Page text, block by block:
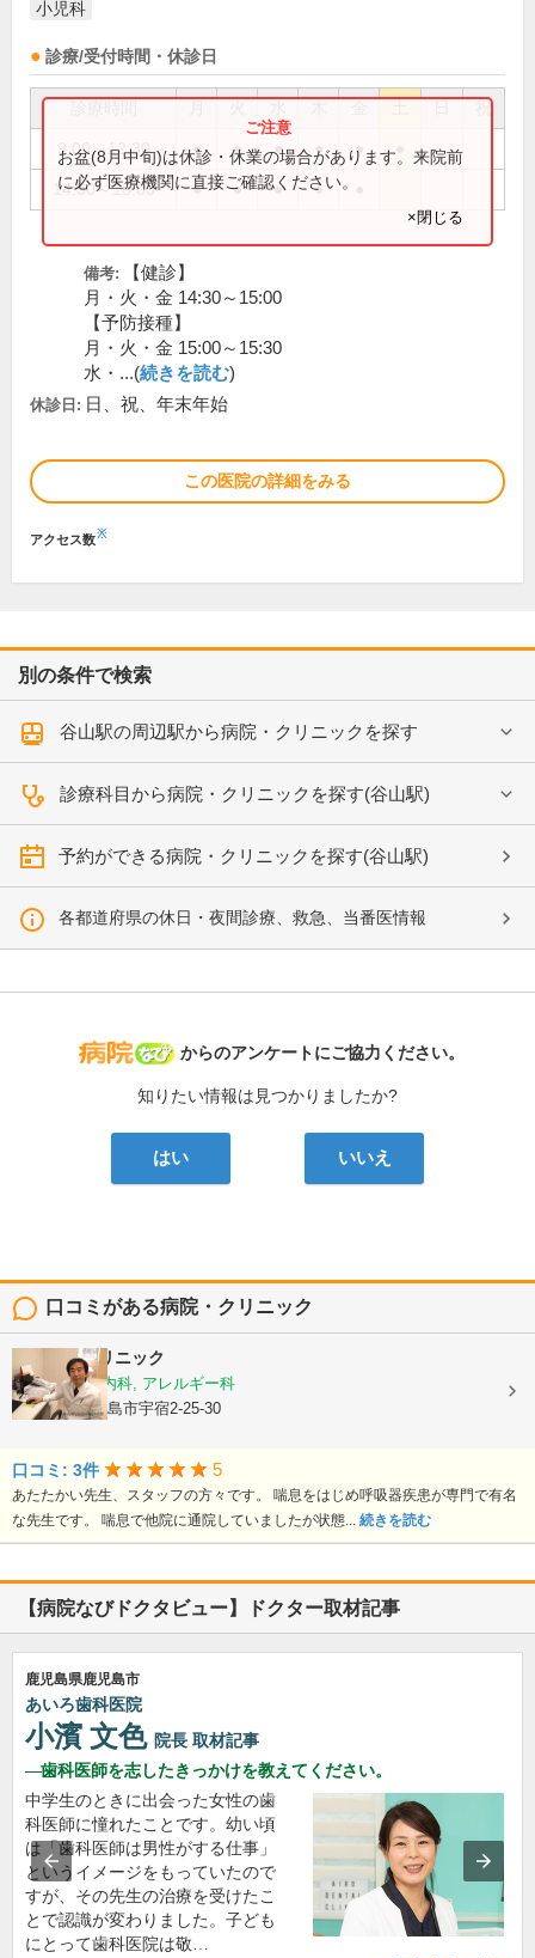
小児科
診療/受付時間・休診日
祝
9:00～12:30 ● ● ● ● ●
14:30～18:00 ● ● ● ●
お盆(8月中旬)は休診・休業の場合があります。来院前
に必ず医療機関に直接ご確認ください。
×閉じる
備考:
【健診】
月・火・金 14:30～15:00
【予防接種】
月・火・金 15:00～15:30
水・...(続きを読む)
休診日: 日、祝、年末年始
この医院の詳細をみる
アクセス数※
別の条件で検索
谷山駅の周辺駅から病院・クリニックを探す
診療科目から病院・クリニックを探す(谷山駅)
予約ができる病院・クリニックを探す(谷山駅)
各都道府県の休日・夜間診療、救急、当番医情報
病院なび
からのアンケートにご協力ください。
知りたい情報は見つかりましたか?
はい いいえ
口コミがある病院・クリニック
栃木隆男クリニック
内科, 呼吸器内科, アレルギー科
鹿児島県鹿児島市宇宿2-25-30
口コミ: 3件 5
あたたかい先生、スタッフの方々です。 喘息をはじめ呼吸器疾患が専門で有名
な先生です。 喘息で他院に通院していましたが状態... 続きを読む
【病院なびドクタビュー】ドクター取材記事
鹿児島県鹿児島市
あいろ歯科医院
小濱 文色 院長 取材記事
歯科医師を志したきっかけを教えてください。
中学生のときに出会った女性の歯
科医師に憧れたことです。幼い頃
は「歯科医師は男性がする仕事」
というイメージをもっていたので
すが、その先生の治療を受けたこ
とで認識が変わりました。子ども
にとって歯科医院は敬…